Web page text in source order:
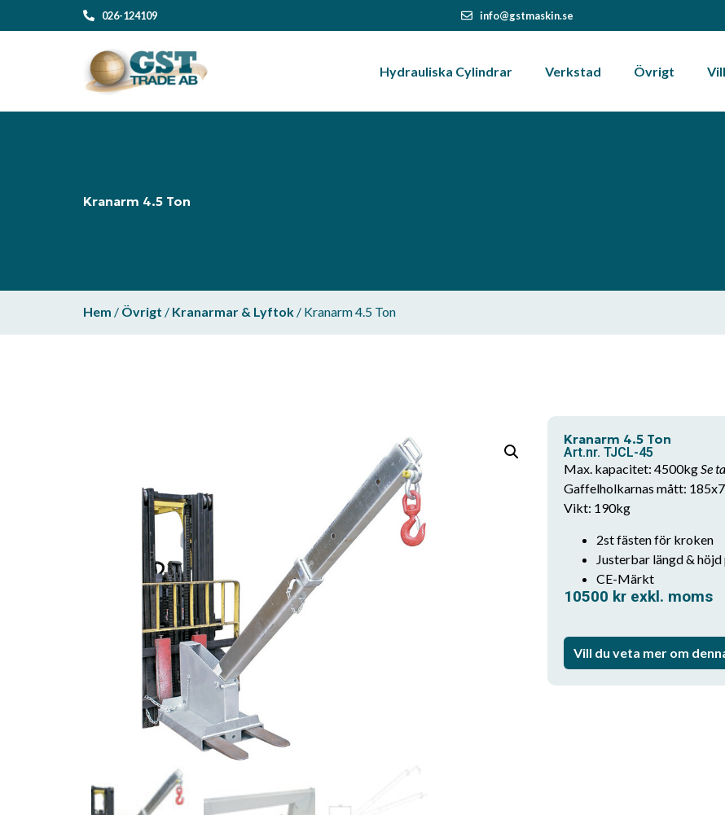
026-124109 info@gstmaskin.se
Hydrauliska Cylindrar Verkstad Övrigt
Kranarm 4.5 Ton
Hem / Övrigt / Kranarmar & Lyftok / Kranarm 4.5 Ton
Kranarm 4.5 Ton
Art.nr. TJCL-45
Max. kapacitet: 4500kgSe
Gaffelholkarnas mått:
Vikt: 190kg
2st fästen för kroken
Justerbar längd &
CE-Märkt
10500 kr exkl. moms
Vill du veta mer om